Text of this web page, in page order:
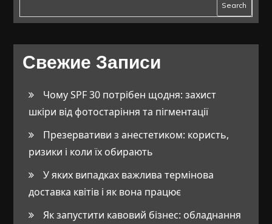
Search
Свежие Записи
Чому SPF 30 потрібен щодня: захист
шкіри від фотостаріння та пігментації
Презервативи з анестетиком: користь,
ризики і коли їх обирають
У яких випадках важлива термінова
доставка квітів і як вона працює
Як запустити кавовий бізнес: обладнання